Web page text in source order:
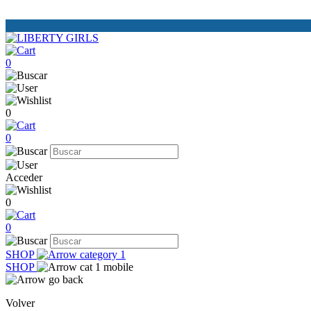
0
0
0
Acceder
0
0
SHOP
SHOP
Volver